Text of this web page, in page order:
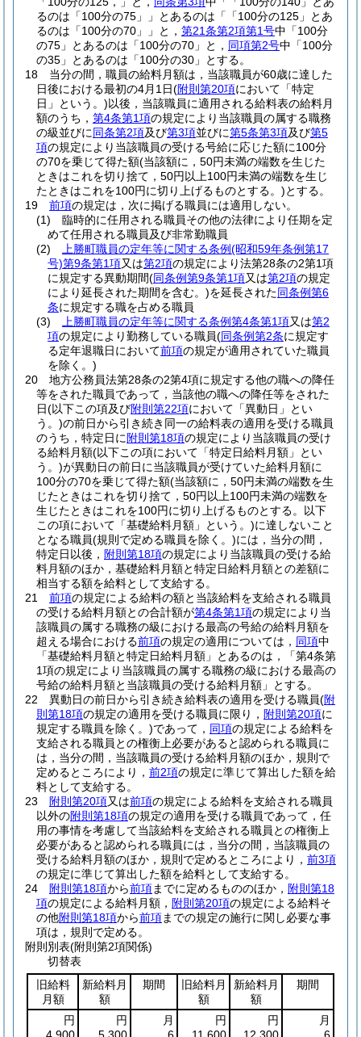
るのは「100分の75」」とあるのは「「100分の125」とあ
るのは「100分の70」」と， 第21条第2項第1号中「100分
の75」とあるのは「100分の70」と， 同項第2号中「100分
の35」とあるのは「100分の30」とする。
18
当分の間，職員の給料月額は，当該職員が60歳に達した
日後における最初の4月1日(附則第20項において「特定
日」という。)以後，当該職員に適用される給料表の給料月
額のうち， 第4条第1項の規定により当該職員の属する職務
の級並びに同条第2項及び第3項並びに第5条第3項及び第5
項の規定により当該職員の受ける号給に応じた額に100分
の70を乗じて得た額(当該額に，50円未満の端数を生じた
ときはこれを切り捨て，50円以上100円未満の端数を生じ
たときはこれを100円に切り上げるものとする。)とする。
19
前項の規定は，次に掲げる職員には適用しない。
(1)
臨時的に任用される職員その他の法律により任期を定
めて任用される職員及び非常勤職員
(2)
上勝町職員の定年等に関する条例(昭和59年条例第17
号)第9条第1項又は第2項の規定により法第28条の2第1項
に規定する異動期間(同条例第9条第1項又は第2項の規定
により延長された期間を含む。)を延長された同条例第6
条に規定する職を占める職員
(3)
上勝町職員の定年等に関する条例第4条第1項又は第2
項の規定により勤務している職員(同条例第2条に規定す
る定年退職日において前項の規定が適用されていた職員
を除く。)
20
地方公務員法第28条の2第4項に規定する他の職への降任
等をされた職員であって，当該他の職への降任等をされた
日(以下この項及び附則第22項において「異動日」とい
う。)の前日から引き続き同一の給料表の適用を受ける職員
のうち，特定日に 附則第18項の規定により当該職員の受け
る給料月額(以下この項において「特定日給料月額」とい
う。)が異動日の前日に当該職員が受けていた給料月額に
100分の70を乗じて得た額(当該額に，50円未満の端数を生
じたときはこれを切り捨て，50円以上100円未満の端数を
生じたときはこれを100円に切り上げるものとする。以下
この項において「基礎給料月額」という。)に達しないこと
となる職員(規則で定める職員を除く。)には，当分の間，
特定日以後， 附則第18項の規定により当該職員の受ける給
料月額のほか，基礎給料月額と特定日給料月額との差額に
相当する額を給料として支給する。
21
前項の規定による給料の額と当該給料を支給される職員
の受ける給料月額との合計額が第4条第1項の規定により当
該職員の属する職務の級における最高の号給の給料月額を
超える場合における前項の規定の適用については， 同項中
「基礎給料月額と特定日給料月額」とあるのは，「第4条第
1項の規定により当該職員の属する職務の級における最高の
号給の給料月額と当該職員の受ける給料月額」とする。
22
異動日の前日から引き続き給料表の適用を受ける職員(附
則第18項の規定の適用を受ける職員に限り， 附則第20項に
規定する職員を除く。)であって， 同項の規定による給料を
支給される職員との権衡上必要があると認められる職員に
は，当分の間，当該職員の受ける給料月額のほか，規則で
定めるところにより， 前2項の規定に準じて算出した額を給
料として支給する。
23
附則第20項又は前項の規定による給料を支給される職員
以外の附則第18項の規定の適用を受ける職員であって，任
用の事情を考慮して当該給料を支給される職員との権衡上
必要があると認められる職員には，当分の間，当該職員の
受ける給料月額のほか，規則で定めるところにより， 前3項
の規定に準じて算出した額を給料として支給する。
24
附則第18項から前項までに定めるもののほか， 附則第18
項の規定による給料月額， 附則第20項の規定による給料そ
の他附則第18項から前項までの規定の施行に関し必要な事
項は，規則で定める。
附則別表(附則第2項関係)
切替表
旧給料
月額
新給料月
額
期間
旧給料月
額
新給料月
額
期間
円
円
月
円
円
月